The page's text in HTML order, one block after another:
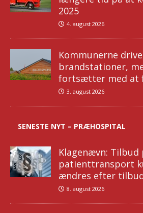
2025
4. august 2026
Kommunerne
brandstationer,
fortsætter med at
3. august 2026
SENESTE NYT – PRÆHOSPITAL
Klagenævn: Tilbud
patienttransport
ændres efter
8. august 2026